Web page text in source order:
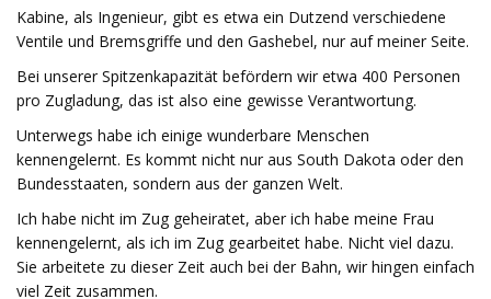
Kabine, als Ingenieur, gibt es etwa ein Dutzend verschiedene
Ventile und Bremsgriffe und den Gashebel, nur auf meiner Seite.
Bei unserer Spitzenkapazität befördern wir etwa 400 Personen
pro Zugladung, das ist also eine gewisse Verantwortung.
Unterwegs habe ich einige wunderbare Menschen
kennengelernt. Es kommt nicht nur aus South Dakota oder den
Bundesstaaten, sondern aus der ganzen Welt.
Ich habe nicht im Zug geheiratet, aber ich habe meine Frau
kennengelernt, als ich im Zug gearbeitet habe. Nicht viel dazu.
Sie arbeitete zu dieser Zeit auch bei der Bahn, wir hingen einfach
viel Zeit zusammen.